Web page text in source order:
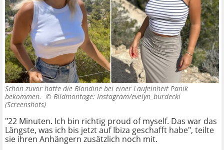
Schon zuvor hatte die Blondine bei einer Laufeinheit Panik
bekommen. © Bildmontage: Instagram/evelyn_burdecki
(Screenshots)
"22 Minuten. Ich bin richtig proud of myself. Das war das
Längste, was ich bis jetzt auf Ibiza geschafft habe", teilte
sie ihren Anhängern zusätzlich noch mit.